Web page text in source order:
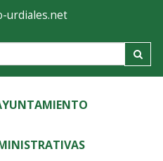
urdiales.net